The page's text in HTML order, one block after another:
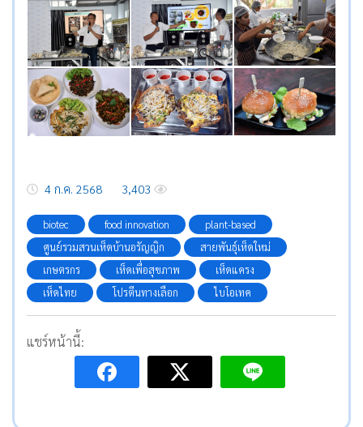
4 ก.ค. 2568 3,403
biotec food innovation
plant-based
ศูนย์รวมสวนเห็ดบ้านอรัญญิก
สายพันธุ์เห็ดใหม่
เกษตรกร
เห็ดเพื่อสุขภาพ
เห็ดแครง
เห็ดไทย
โปรตีนทางเลือก ไบโอเทค
แชร์หน้านี้: